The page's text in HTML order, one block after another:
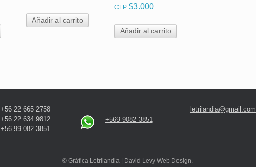
Añadir al carrito
CLP $3.000
Añadir al carrito
+56 22 665 2758
+56 22 634 9812
+56 99 082 3851
+569 9082 3851
letrilandia@gmail.com
© Gráfica Letrilandia | David Levy Web Design.